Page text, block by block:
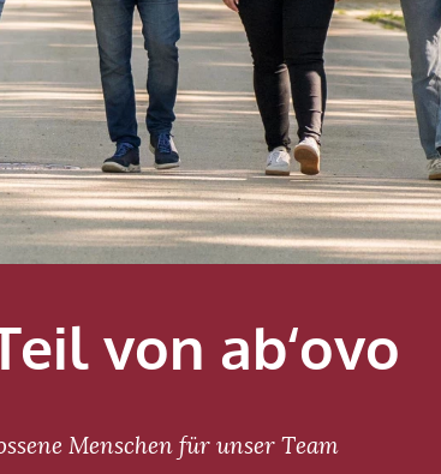
von ab‘ovo
Menschen für unser Team